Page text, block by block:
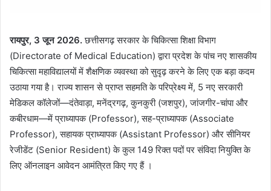
रायपुर, 3 जून 2026.छत्तीसगढ़ सरकार के चिकित्सा शिक्षा विभाग
(Directorate of Medical Education) द्वारा प्रदेश के पांच नए शासकीय
चिकित्सा महाविद्यालयों में शैक्षणिक व्यवस्था को सुदृढ़ करने के लिए एक बड़ा कदम
उठाया गया है। राज्य शासन से प्राप्त सहमति के परिप्रेक्ष्य में, 5 नए सरकारी
मेडिकल कॉलेजों—दंतेवाड़ा, मनेंद्रगढ़, कुनकुरी (जशपुर), जांजगीर-चांपा और
कबीरधाम—में प्राध्यापक (Professor), सह-प्राध्यापक (Associate
Professor), सहायक प्राध्यापक (Assistant Professor) और सीनियर
रेजीडेंट (Senior Resident) के कुल 149 रिक्त पदों पर संविदा नियुक्ति के
लिए ऑनलाइन आवेदन आमंत्रित किए गए हैं ।